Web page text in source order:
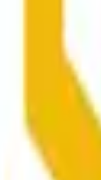
引所の価格動向や市